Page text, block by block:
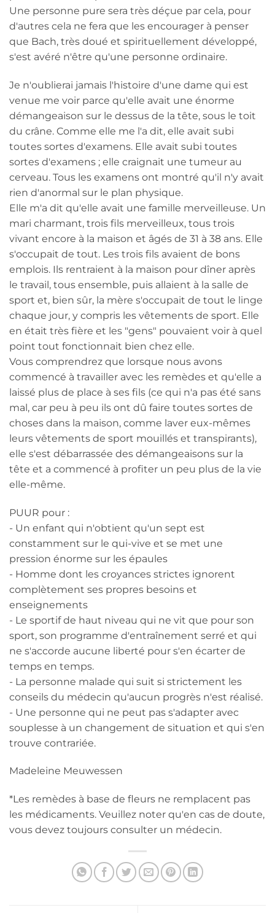
Une personne pure sera très déçue par cela, pour
d'autres cela ne fera que les encourager à penser
que Bach, très doué et spirituellement développé,
s'est avéré n'être qu'une personne ordinaire.
Je n'oublierai jamais l'histoire d'une dame qui est
venue me voir parce qu'elle avait une énorme
démangeaison sur le dessus de la tête, sous le toit
du crâne. Comme elle me l'a dit, elle avait subi
toutes sortes d'examens. Elle avait subi toutes
sortes d'examens ; elle craignait une tumeur au
cerveau. Tous les examens ont montré qu'il n'y avait
rien d'anormal sur le plan physique.
Elle m'a dit qu'elle avait une famille merveilleuse. Un
mari charmant, trois fils merveilleux, tous trois
vivant encore à la maison et âgés de 31 à 38 ans. Elle
s'occupait de tout. Les trois fils avaient de bons
emplois. Ils rentraient à la maison pour dîner après
le travail, tous ensemble, puis allaient à la salle de
sport et, bien sûr, la mère s'occupait de tout le linge
chaque jour, y compris les vêtements de sport. Elle
en était très fière et les "gens" pouvaient voir à quel
point tout fonctionnait bien chez elle.
Vous comprendrez que lorsque nous avons
commencé à travailler avec les remèdes et qu'elle a
laissé plus de place à ses fils (ce qui n'a pas été sans
mal, car peu à peu ils ont dû faire toutes sortes de
choses dans la maison, comme laver eux-mêmes
leurs vêtements de sport mouillés et transpirants),
elle s'est débarrassée des démangeaisons sur la
tête et a commencé à profiter un peu plus de la vie
elle-même.
PUUR pour :
- Un enfant qui n'obtient qu'un sept est
constamment sur le qui-vive et se met une
pression énorme sur les épaules
- Homme dont les croyances strictes ignorent
complètement ses propres besoins et
enseignements
- Le sportif de haut niveau qui ne vit que pour son
sport, son programme d'entraînement serré et qui
ne s'accorde aucune liberté pour s'en écarter de
temps en temps.
- La personne malade qui suit si strictement les
conseils du médecin qu'aucun progrès n'est réalisé.
- Une personne qui ne peut pas s'adapter avec
souplesse à un changement de situation et qui s'en
trouve contrariée.
Madeleine Meuwessen
*Les remèdes à base de fleurs ne remplacent pas
les médicaments. Veuillez noter qu'en cas de doute,
vous devez toujours consulter un médecin.